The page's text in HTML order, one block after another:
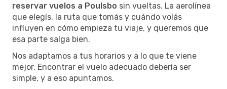
reservar vuelos a Poulsbo sin vueltas. La aerolínea
que elegís, la ruta que tomás y cuándo volás
influyen en cómo empieza tu viaje, y queremos que
esa parte salga bien.
Nos adaptamos a tus horarios y a lo que te viene
mejor. Encontrar el vuelo adecuado debería ser
simple, y a eso apuntamos.